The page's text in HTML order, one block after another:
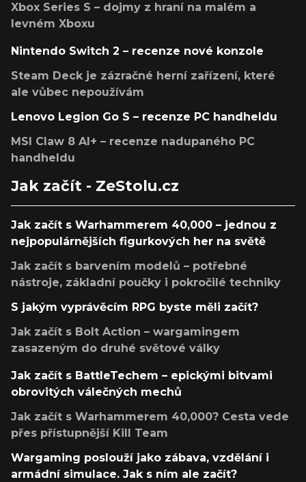
Xbox Series S – dojmy z hraní na malém a
levném Xboxu
Nintendo Switch 2 – recenze nové konzole
Steam Deck je zázračné herní zařízení, které
ale vůbec nepoužívám
Lenovo Legion Go S – recenze PC handheldu
MSI Claw 8 AI+ – recenze nadupaného PC
handheldu
Jak začít - ZeStolu.cz
Jak začít s Warhammerem 40,000 – jednou z
nejpopulárnějších figurkových her na světě
Jak začít s barvením modelů – potřebné
nástroje, základní poučky i pokročilé techniky
S jakým vyprávěcím RPG byste měli začít?
Jak začít s Bolt Action – wargamingem
zasazeným do druhé světové války
Jak začít s BattleTechem – epickými bitvami
obrovitých válečných mechů
Jak začít s Warhammerem 40,000? Cesta vede
přes přístupnější Kill Team
Wargaming poslouží jako zábava, vzdělání i
armádní simulace. Jak s ním ale začít?